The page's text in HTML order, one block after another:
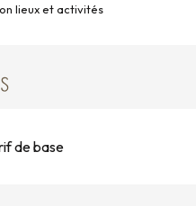
lieux et activités
de base